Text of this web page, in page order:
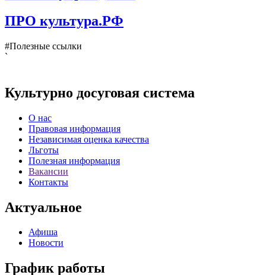
ПРО культура.РФ
#Полезные ссылки
`
Культурно досуговая система
О нас
Правовая информация
Независимая оценка качества
Льготы
Полезная информация
Вакансии
Контакты
Актуальное
Афиша
Новости
График работы